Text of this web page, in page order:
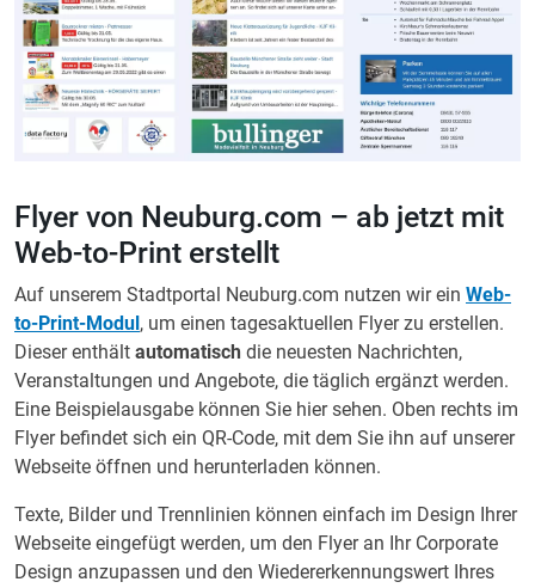
Flyer von Neuburg.com – ab jetzt mit
Web-to-Print erstellt
Auf unserem Stadtportal Neuburg.com nutzen wir ein Web-
to-Print-Modul , um einen tagesaktuellen Flyer zu erstellen.
Dieser enthält automatisch die neuesten Nachrichten,
Veranstaltungen und Angebote, die täglich ergänzt werden.
Eine Beispielausgabe können Sie hier sehen. Oben rechts im
Flyer befindet sich ein QR-Code, mit dem Sie ihn auf unserer
Webseite öffnen und herunterladen können.
Texte, Bilder und Trennlinien können einfach im Design Ihrer
Webseite eingefügt werden, um den Flyer an Ihr Corporate
Design anzupassen und den Wiedererkennungswert Ihres